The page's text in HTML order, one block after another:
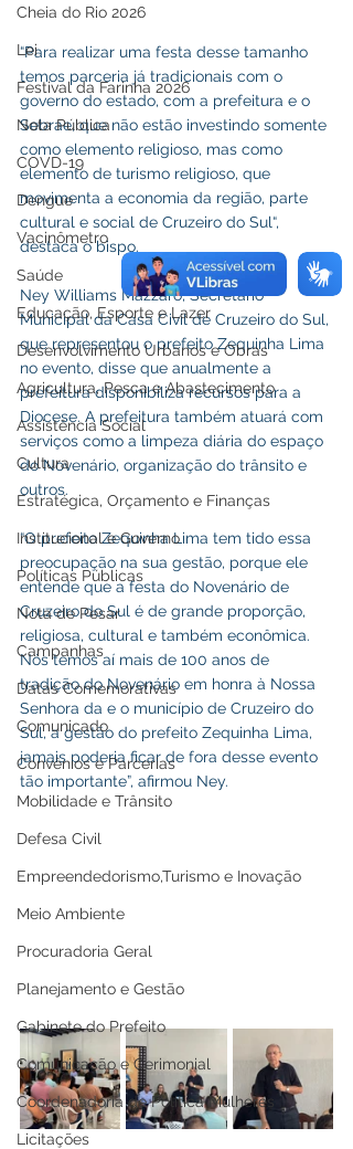
Cheia do Rio 2026
Lei
Festival da Farinha 2026
Nota Pública
COVD-19
Dengue
Vacinômetro
Saúde
Educação, Esporte e Lazer
Desenvolvimento Urbanos e Obras
Agricultura, Pesca e Abastecimento
Assistência Social
Cultura
Estratégica, Orçamento e Finanças
Institucional e Governo
Políticas Públicas
Nota de Pesar
Campanhas
Datas Comemorativas
Comunicado
Convênios e Parcerias
Mobilidade e Trânsito
Defesa Civil
Empreendedorismo,Turismo e Inovação
Meio Ambiente
Procuradoria Geral
Planejamento e Gestão
Gabinete do Prefeito
Comunicação e Cerimonial
Coordenadoria de Politica Mulheres
Licitações
“Para realizar uma festa desse tamanho
temos parceria já tradicionais com o
governo do estado, com a prefeitura e o
Sebrae, que não estão investindo somente
como elemento religioso, mas como
elemento de turismo religioso, que
movimenta a economia da região, parte
cultural e social de Cruzeiro do Sul“,
destaca o bispo.
Ney Williams Mazzaro, Secretário
Municipal da Casa Civil de Cruzeiro do Sul,
que representou o prefeito Zequinha Lima
no evento, disse que anualmente a
prefeitura disponibiliza recursos para a
Diocese. A prefeitura também atuará com
serviços como a limpeza diária do espaço
do Novenário, organização do trânsito e
outros.
“O prefeito Zequinha Lima tem tido essa
preocupação na sua gestão, porque ele
entende que a festa do Novenário de
Cruzeiro do Sul é de grande proporção,
religiosa, cultural e também econômica.
Nós temos aí mais de 100 anos de
tradição do Novenário em honra à Nossa
Senhora da e o município de Cruzeiro do
Sul, a gestão do prefeito Zequinha Lima,
jamais poderia ficar de fora desse evento
tão importante”, afirmou Ney.